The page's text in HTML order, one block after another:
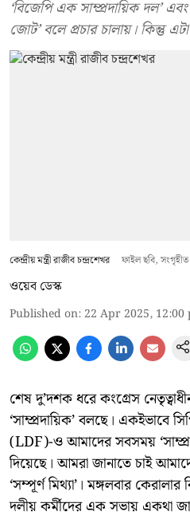
‘বিজেপি এক সাম্প্রদায়িক দল’
জোট’ বলে প্রচার চালায়। কিন্তু এটা
কেন্দ্রীয় মন্ত্রী রাজীব চন্দ্রশেখর ফাইল ছবি, সংগৃহীত
ওয়েব ডেস্ক
Published on: 22 Apr 2025, 12:00
শেষ দু’দশক ধরে কংগ্রেস
‘সাম্প্রদায়িক’ বলছে। একইভাবে
(LDF)-ও আমাদের সবসময়
দিয়েছে। আমরা জানাতে চাই
‘সম্পূর্ণ মিথ্যা’। মঙ্গলবার
দলীয় কর্মীদের এক সভায় একথা